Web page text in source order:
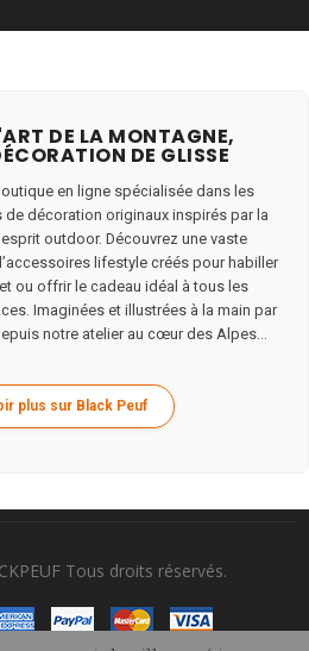
DE LA MONTAGNE,
DE GLISSE
en ligne spécialisée dans les
décoration originaux inspirés par la
outdoor. Découvrez une vaste
lifestyle créés pour habiller
ou offrir le cadeau idéal à tous les
Imaginées et illustrées à la main par
notre atelier au cœur des Alpes...
Tous droits réservés.